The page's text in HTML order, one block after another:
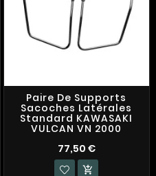
Paire De Supports
Sacoches Latérales
Standard KAWASAKI
VULCAN VN 2000
77,50 €
